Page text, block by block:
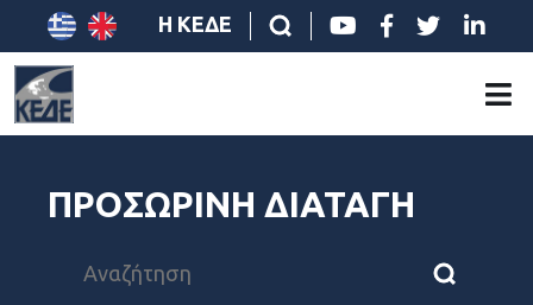
Η ΚΕΔΕ
ΠΡΟΣΩΡΙΝΗ ΔΙΑΤΑΓΗ